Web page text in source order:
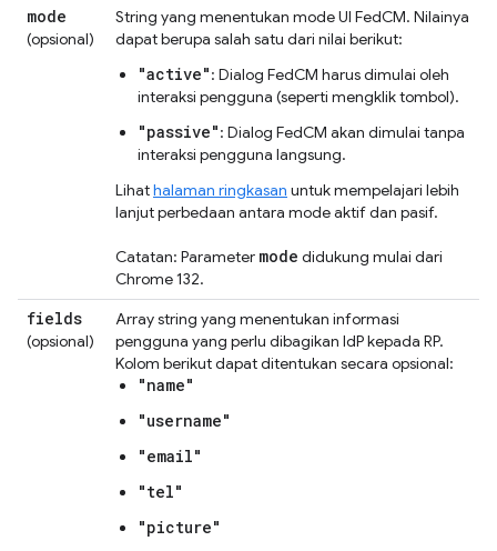
mode
(opsional)
String yang menentukan mode UI FedCM. Nilainya
dapat berupa salah satu dari nilai berikut:
"active": Dialog FedCM harus dimulai oleh
interaksi pengguna (seperti mengklik tombol).
"passive": Dialog FedCM akan dimulai tanpa
interaksi pengguna langsung.
Lihathalaman ringkasan untuk mempelajari lebih
lanjut perbedaan antara mode aktif dan pasif.
Catatan: Parameter mode didukung mulai dari
Chrome 132.
fields
(opsional)
Array string yang menentukan informasi
pengguna yang perlu dibagikan IdP kepada RP.
Kolom berikut dapat ditentukan secara opsional:
"name"
"username"
"email"
"tel"
"picture"